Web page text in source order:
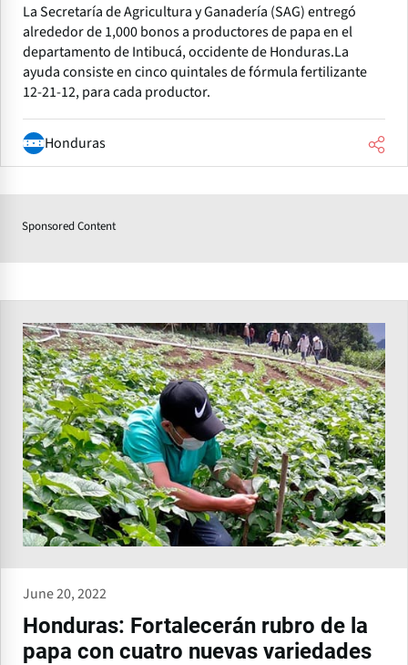
La Secretaría de Agricultura y Ganadería (SAG) entregó
alrededor de 1,000 bonos a productores de papa en el
departamento de Intibucá, occidente de Honduras.La
ayuda consiste en cinco quintales de fórmula fertilizante
12-21-12, para cada productor.
Honduras
Sponsored Content
June 20, 2022
Honduras: Fortalecerán rubro de la
papa con cuatro nuevas variedades